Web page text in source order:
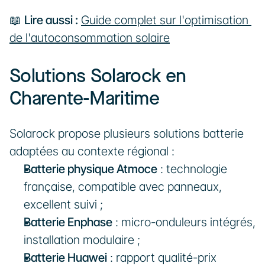
📖 Lire aussi : Guide complet sur l'optimisation
de l'autoconsommation solaire
Solutions Solarock en
Charente-Maritime
Solarock propose plusieurs solutions batterie
adaptées au contexte régional :
Batterie physique Atmoce : technologie
française, compatible avec panneaux,
excellent suivi ;
Batterie Enphase : micro-onduleurs intégrés,
installation modulaire ;
Batterie Huawei : rapport qualité-prix